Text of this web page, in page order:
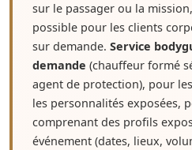
sur le passager ou la
possible pour les clients
sur demande. Service
demande (chauffeur formé
agent de protection), pour
les personnalités exposées,
comprenant des profils
événement (dates, lieux,